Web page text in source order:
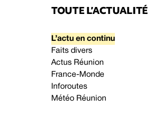
TOUTE L’ACTUALITÉ
L’actu en continu
Faits divers
Actus Réunion
France-Monde
Inforoutes
Météo Réunion